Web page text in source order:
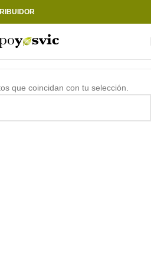
que coincidan con tu selección.